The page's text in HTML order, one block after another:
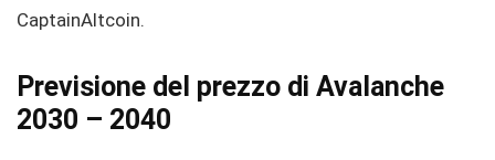
CaptainAltcoin.
Previsione del prezzo di Avalanche
2030 – 2040